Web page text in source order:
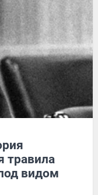
травила
видом